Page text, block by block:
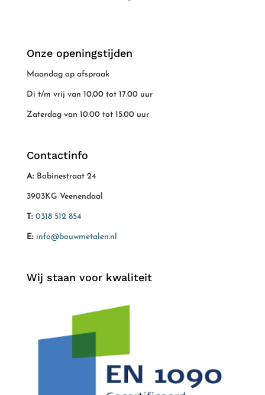
Onze openingstijden
Maandag op afspraak
Di t/m vrij van 10.00 tot 17.00 uur
Zaterdag van 10.00 tot 15.00 uur
Contactinfo
A: Bobinestraat 24
3903KG Veenendaal
T: 0318 512 854
E: info@bouwmetalen.nl
Wij staan voor kwaliteit